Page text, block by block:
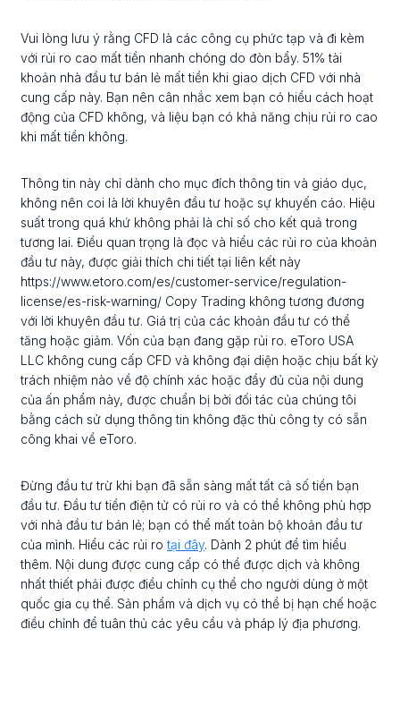
Vui lòng lưu ý rằng CFD là các công cụ phức tạp và đi kèm
với rủi ro cao mất tiền nhanh chóng do đòn bẩy. 51% tài
khoản nhà đầu tư bán lẻ mất tiền khi giao dịch CFD với nhà
cung cấp này. Bạn nên cân nhắc xem bạn có hiểu cách hoạt
động của CFD không, và liệu bạn có khả năng chịu rủi ro cao
khi mất tiền không.
Thông tin này chỉ dành cho mục đích thông tin và giáo dục,
không nên coi là lời khuyên đầu tư hoặc sự khuyến cáo. Hiệu
suất trong quá khứ không phải là chỉ số cho kết quả trong
tương lai. Điều quan trọng là đọc và hiểu các rủi ro của khoản
đầu tư này, được giải thích chi tiết tại liên kết này
https://www.etoro.com/es/customer-service/regulation-
license/es-risk-warning/ Copy Trading không tương đương
với lời khuyên đầu tư. Giá trị của các khoản đầu tư có thể
tăng hoặc giảm. Vốn của bạn đang gặp rủi ro. eToro USA
LLC không cung cấp CFD và không đại diện hoặc chịu bất kỳ
trách nhiệm nào về độ chính xác hoặc đầy đủ của nội dung
của ấn phẩm này, được chuẩn bị bởi đối tác của chúng tôi
bằng cách sử dụng thông tin không đặc thù công ty có sẵn
công khai về eToro.
Đừng đầu tư trừ khi bạn đã sẵn sàng mất tất cả số tiền bạn
đầu tư. Đầu tư tiền điện tử có rủi ro và có thể không phù hợp
với nhà đầu tư bán lẻ; bạn có thể mất toàn bộ khoản đầu tư
của mình. Hiểu các rủi rotại đây. Dành 2 phút để tìm hiểu
thêm. Nội dung được cung cấp có thể được dịch và không
nhất thiết phải được điều chỉnh cụ thể cho người dùng ở một
quốc gia cụ thể. Sản phẩm và dịch vụ có thể bị hạn chế hoặc
điều chỉnh để tuân thủ các yêu cầu và pháp lý địa phương.